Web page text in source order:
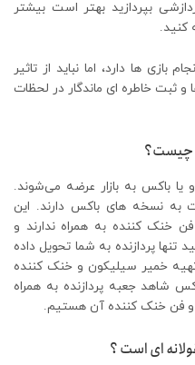
بپردازید بهتر است بیشتر
کنید.
بازی ها دارد، اما نباید از تاثیر
و ثبت خاطره ای ماندگار در لحظات
یا باکس به بازار عرضه می‌شوند.
به نسخه های باکس دارند. این
خنک کننده به همراه ندارند و
پردازنده به شما تحویل داده
خمیر سیلیکون و خنک کننده
شاهد جعبه پردازنده به همراه
و فن خنک کننده آن هستیم.
ای است ؟